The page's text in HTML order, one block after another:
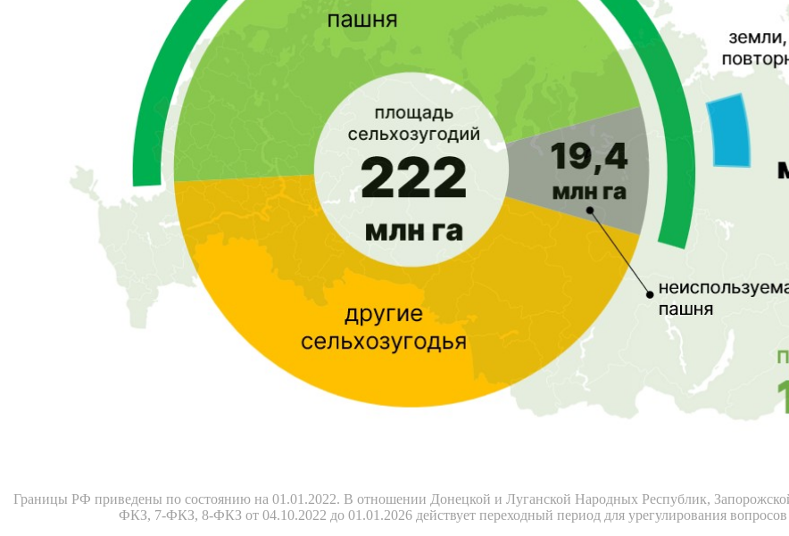
Границы РФ приведены по состоянию на 01.01.2022. В отношении Донецкой и Луганской Народных Республик,
ФКЗ, 7-ФКЗ, 8-ФКЗ от 04.10.2022 до 01.01.2026 действует переходный период для урегулирования